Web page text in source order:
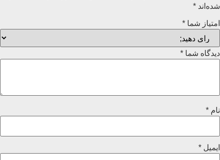
شده‌اند *
امتیاز شما *
دیدگاه شما *
نام *
ایمیل *